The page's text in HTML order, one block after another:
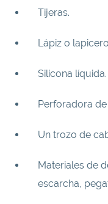
Tijeras.
Lápiz o
Silicona líquida.
Perforadora
Un trozo de
Materiales de
escarcha,